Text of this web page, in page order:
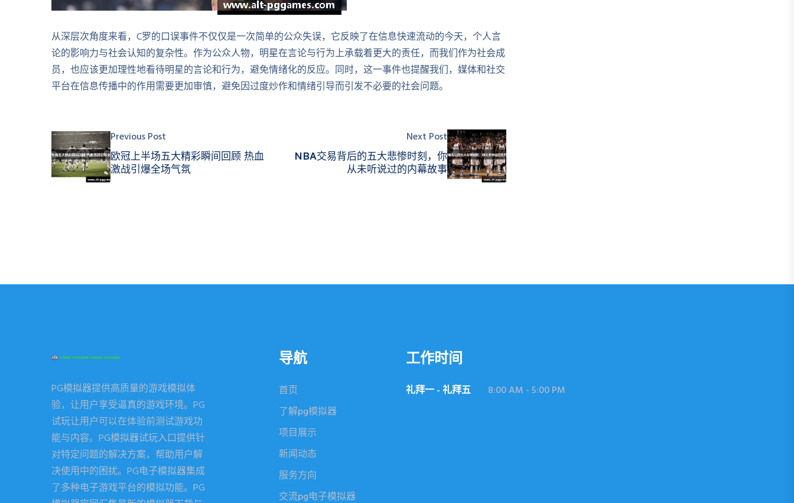
从深层次角度来看，C罗的口误事件不仅仅是一次简单的公众失误，它反映了在信息快速流动的今天，个人言
论的影响力与社会认知的复杂性。作为公众人物，明星在言论与行为上承载着更大的责任，而我们作为社会成
员，也应该更加理性地看待明星的言论和行为，避免情绪化的反应。同时，这一事件也提醒我们，媒体和社交
平台在信息传播中的作用需要更加审慎，避免因过度炒作和情绪引导而引发不必要的社会问题。
Previous Post
欧冠上半场五大精彩瞬间回顾 热血
激战引爆全场气氛
Next Post
NBA交易背后的五大悲惨时刻，你
从未听说过的内幕故事
PG模拟器提供高质量的游戏模拟体
验，让用户享受逼真的游戏环境。PG
试玩让用户可以在体验前测试游戏功
能与内容。PG模拟器试玩入口提供针
对特定问题的解决方案，帮助用户解
决使用中的困扰。PG电子模拟器集成
了多种电子游戏平台的模拟功能。PG
导航
首页
了解pg模拟器
项目展示
新闻动态
服务方向
交流pg电子模拟器
工作时间
礼拜一 - 礼拜五 8:00 AM - 5:00 PM